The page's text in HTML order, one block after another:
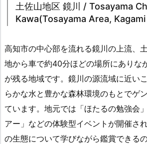
土佐山地区 鏡川 / Tosayama
Kawa(Tosayama Area,
高知市の中心部を流れる鏡川の上流、
地から車で約40分ほどの場所にありな
が残る地域です。鏡川の源流域に近い
らかな水と豊かな森林環境のもとでゲ
ています。地元では「ほたるの勉強会
アー」などの体験型イベントが開催さ
の生態について学びながら鑑賞できる